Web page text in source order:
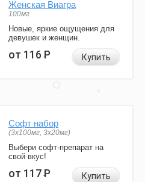
Женская Виагра
100мг
Новые, яркие ощущения для
девушек и женщин.
от 116Р Купить
Софт набор
(3x100мг, 3x20мг)
Выбери софт-препарат на
свой вкус!
от 117Р Купить